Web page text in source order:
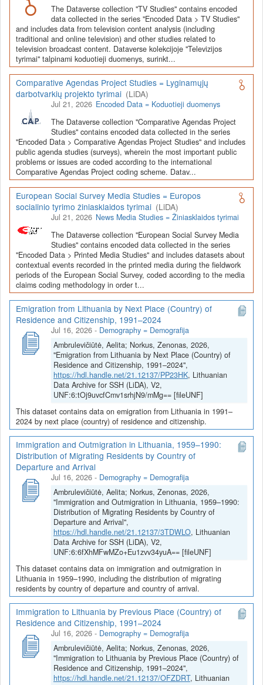
Prieigai prie išteklių naudojama ši
visi ištekliai prieinami, nes 2020-2029 m. vykdomas perkėlimo iš
senosios infrastruktūros projektas). LiDA kuruoja įvairių tipų
išteklius ir jie publikuojami atskiruose kataloguose pagal tipą:
Apklausų duomenys ,Interviu duomenys,Agreguotieji duomenys
(įskaitant Istorinę statistiką),Tekstiniai duomenys
duomenys(įskaitant Žiniasklaidos tyrimus). Taip pat LiDA
talpinami didelių nacionalinių projektų duomenys (Didelių projektų
duomenys) ir Lietuvos aukštojo mokslo ir studijų bei Lietuvos
valstybės institucijų deponuoti socialinių ir humanitarinių mokslų
duomenų rinkiniai (Kitų institucijų duomenys). Norintiemsišmokti
šia talpykla, surasti ir parsisiųsti duomenis, siūlome
susipažinti suLiDA Dataverse talpyklos naudotojo vadovu.
Depozitoriai, kurie norėtų deponuoti savo duomenis į LiDA
Dataverse talpyklą, turėtų susipažinti su informacija
puslapyje.
The Dataverse collection "TV Studies" contains encoded
data collected in the series "Encoded Data > TV Studies"
and includes data from television content analysis (including
traditional and online television) and other studies related to
television broadcast content. Dataverse kolekcijoje "Televizijos
tyrimai" talpinami koduotieji duomenys, surinkt...
Comparative Agendas Project Studies = Lyginamųjų
darbotvarkių projekto tyrimai (LiDA)
Jul 21, 2026 Encoded Data = Koduotieji duomenys
The Dataverse collection "Comparative Agendas Project
Studies" contains encoded data collected in the series
"Encoded Data > Comparative Agendas Project Studies" and includes
public agenda studies (surveys), wherein the most important public
problems or issues are coded according to the international
Comparative Agendas Project coding scheme. Datav...
European Social Survey Media Studies = Europos
socialinio tyrimo žiniasklaidos tyrimai (LiDA)
Jul 21, 2026 News Media Studies = Žiniasklaidos tyrimai
The Dataverse collection "European Social Survey Media
Studies" contains encoded data collected in the series
"Encoded Data > Printed Media Studies" and includes datasets about
contextual events recorded in the printed media during the fieldwork
periods of the European Social Survey, coded according to the media
claims coding methodology in order t...
Emigration from Lithuania by Next Place (Country) of
Residence and Citizenship, 1991–2024
Jul 16, 2026 - Demography = Demografija
Ambrulevičiūtė, Aelita; Norkus, Zenonas, 2026,
"Emigration from Lithuania by Next Place (Country) of
Residence and Citizenship, 1991–2024",
https://hdl.handle.net/21.12137/PP23HK, Lithuanian
Data Archive for SSH (LiDA), V2,
UNF:6:tOj9uvcfCmv1srhjN9/mMg== [fileUNF]
This dataset contains data on emigration from Lithuania in 1991–
2024 by next place (country) of residence and citizenship.
Immigration and Outmigration in Lithuania, 1959–1990:
Distribution of Migrating Residents by Country of
Departure and Arrival
Jul 16, 2026 - Demography = Demografija
Ambrulevičiūtė, Aelita; Norkus, Zenonas, 2026,
"Immigration and Outmigration in Lithuania, 1959–1990:
Distribution of Migrating Residents by Country of
Departure and Arrival",
https://hdl.handle.net/21.12137/3TDWLO, Lithuanian
Data Archive for SSH (LiDA), V2,
UNF:6:6fXhMFwMZo+Eu1zvv34yuA== [fileUNF]
This dataset contains data on immigration and outmigration in
Lithuania in 1959–1990, including the distribution of migrating
residents by country of departure and country of arrival.
Immigration to Lithuania by Previous Place (Country) of
Residence and Citizenship, 1991–2024
Jul 16, 2026 - Demography = Demografija
Ambrulevičiūtė, Aelita; Norkus, Zenonas, 2026,
"Immigration to Lithuania by Previous Place (Country) of
Residence and Citizenship, 1991–2024",
https://hdl.handle.net/21.12137/OFZDRT, Lithuanian